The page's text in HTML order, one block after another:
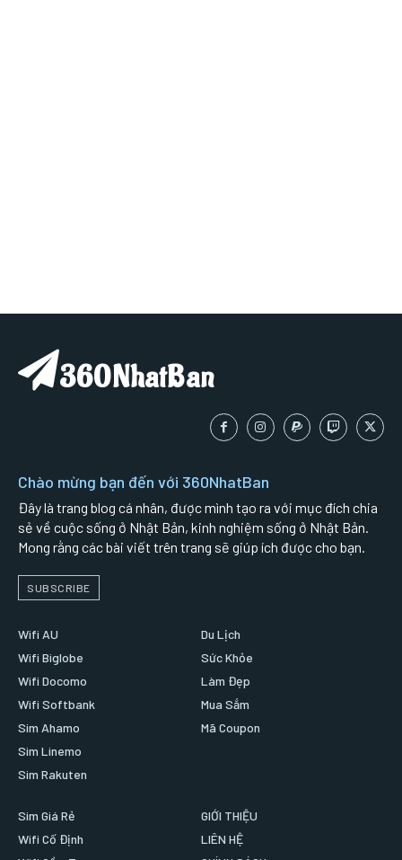
360NhatBan
Chào mừng bạn đến với 360NhatBan
Đây là trang blog cá nhân, được mình tạo ra với mục đích chia
sẻ về cuộc sống ở Nhật Bản, kinh nghiệm sống ở Nhật Bản.
Mong rằng các bài viết trên trang sẽ giúp ích được cho bạn.
SUBSCRIBE
Wifi AU
Wifi Biglobe
Wifi Docomo
Wifi Softbank
Sim Ahamo
Sim Linemo
Sim Rakuten
Du Lịch
Sức Khỏe
Làm Đẹp
Mua Sắm
Mã Coupon
Sim Giá Rẻ
Wifi Cố Định
GIỚI THIỆU
LIÊN HỆ